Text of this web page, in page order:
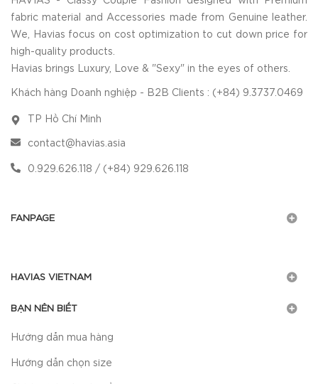
fabric material and Accessories made from Genuine leather.
We, Havias focus on cost optimization to cut down price for
high-quality products.
Havias brings Luxury, Love & "Sexy" in the eyes of others.
Khách hàng Doanh nghiệp - B2B Clients : (+84) 9.3737.0469
TP Hồ Chí Minh
contact@havias.asia
0.929.626.118 / (+84) 929.626.118
FANPAGE
HAVIAS VIETNAM
BẠN NÊN BIẾT
Hướng dẫn mua hàng
Hướng dẫn chọn size